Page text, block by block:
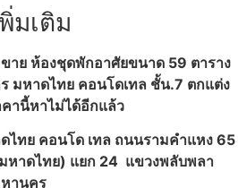
มเติม
าย ห้องชุดพักอาศัยขนาด 59 ตาราง
มหาดไทย คอนโดเทล ชั้น.7 ตกแต่ง
านี้หาไม่ได้อีกแล้ว
ไทย คอนโด เทล ถนนรามคำแหง 65
หาดไทย) แยก 24 แขวงพลับพลา
หานคร